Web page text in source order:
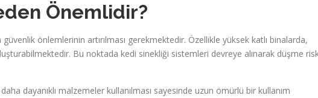
Neden Önemlidir?
önlemlerinin artırılması gerekmektedir. Özellikle yüksek katlı binalarda,
Bu noktada kedi sinekliği sistemleri devreye alınarak düşme
dayanıklı malzemeler kullanılması sayesinde uzun ömürlü bir kullanım